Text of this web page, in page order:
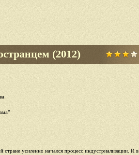
(2012)
стране усиленно начался процесс индустриализации. И в